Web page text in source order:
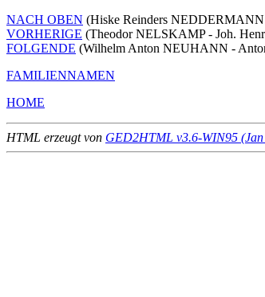
NACH OBEN (Hiske Reinders
VORHERIGE (Theodor NELSKAMP - Joh.
FOLGENDE (Wilhelm Anton NEUHANN -
FAMILIENNAMEN
HOME
HTML erzeugt von GED2HTML v3.6-WIN95